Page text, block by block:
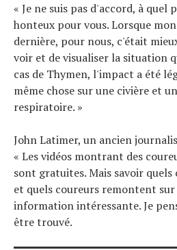
« Je ne suis pas d'accord, à quel
honteux pour vous. Lorsque
dernière, pour nous, c'était
voir et de visualiser la situation
cas de Thymen, l'impact a été
même chose sur une civière et
respiratoire. »
John Latimer, un ancien
« Les vidéos montrant des
sont gratuites. Mais savoir quels
et quels coureurs remontent
information intéressante. Je
être trouvé.